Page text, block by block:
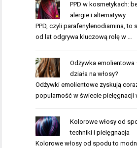
PPD w kosmetykach:
alergie i alternatywy
PPD, czyli parafenylenodiamina, to
od lat odgrywa kluczową rolę w …
Odżywka emolientowa
działa na włosy?
Odżywki emolientowe zyskują
popularność w świecie pielęgnacji
Kolorowe włosy od
techniki i pielęgnacja
Kolorowe włosy od spodu to